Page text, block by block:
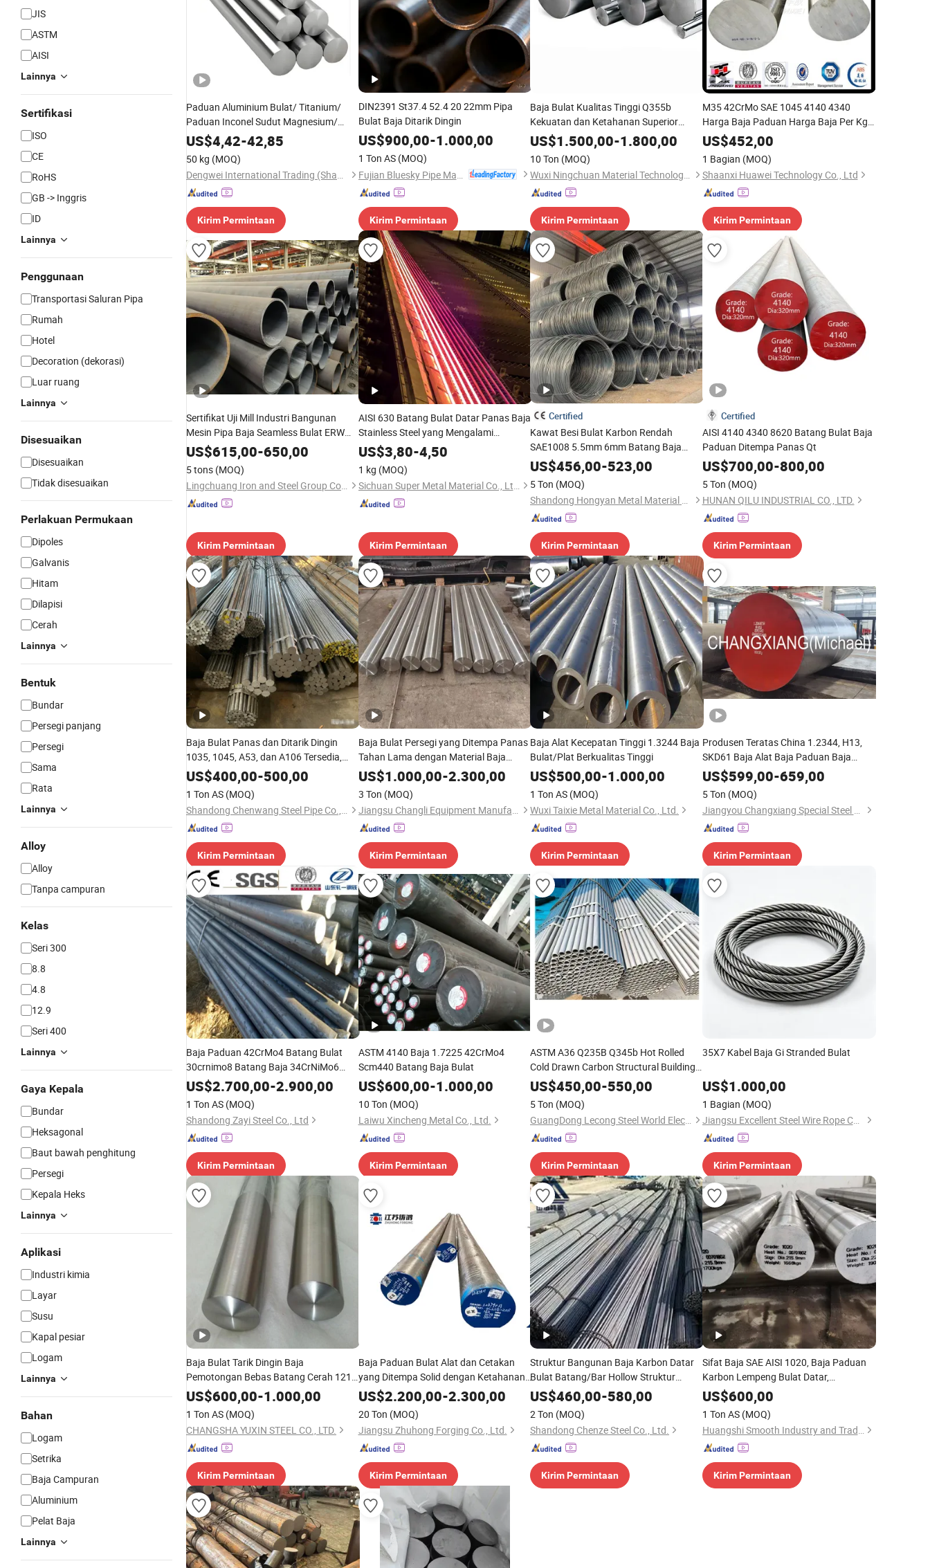
JIS
ASTM
AISI
Lainnya
Sertifikasi
ISO
CE
RoHS
GB -> Inggris
ID
Lainnya
Penggunaan
Transportasi Saluran Pipa
Rumah
Hotel
Decoration (dekorasi)
Luar ruang
Lainnya
Disesuaikan
Disesuaikan
Tidak disesuaikan
Perlakuan Permukaan
Dipoles
Galvanis
Hitam
Dilapisi
Cerah
Lainnya
Bentuk
Bundar
Persegi panjang
Persegi
Sama
Rata
Lainnya
Alloy
Alloy
Tanpa campuran
Kelas
Seri 300
8.8
4.8
12.9
Seri 400
Lainnya
Gaya Kepala
Bundar
Heksagonal
Baut bawah penghitung
Persegi
Kepala Heks
Lainnya
Aplikasi
Industri kimia
Layar
Susu
Kapal pesiar
Logam
Lainnya
Bahan
Logam
Setrika
Baja Campuran
Aluminium
Pelat Baja
Lainnya
Paduan Aluminium Bulat/ Titanium/
Paduan Inconel Sudut Magnesium/
Hastelloy Nikel Baja Tahan Karat Inconel
718 N07718 5596 2.4668 Gh4169 Baja
Paduan 8620 4140
US$4,42-42,85
50 kg (MOQ)
Dengwei International Trading (Shang hai)Co.,ltd
Kirim Permintaan
DIN2391 St37.4 52.4 20 22mm Pipa
Bulat Baja Ditarik Dingin
US$900,00-1.000,00
1 Ton AS (MOQ)
Kirim Permintaan
Baja Bulat Kualitas Tinggi Q355b
Kekuatan dan Ketahanan Superior
untuk Aplikasi Berat Pemotongan
Batang Baja Karbon
US$1.500,00-1.800,00
10 Ton (MOQ)
Wuxi Ningchuan Material Technology Co., Ltd
Kirim Permintaan
M35 42CrMo SAE 1045 4140 4340
Harga Baja Paduan Harga Baja Per Kg
Batang Bulat Baja
US$452,00
1 Bagian (MOQ)
Shaanxi Huawei Technology Co., Ltd
Kirim Permintaan
Sertifikat Uji Mill Industri Bangunan
Mesin Pipa Baja Seamless Bulat ERW
Hitam
US$615,00-650,00
5 tons (MOQ)
Lingchuang Iron and Steel Group Co., Ltd
Kirim Permintaan
AISI 630 Batang Bulat Datar Panas Baja
Stainless Steel yang Mengalami
Pengerasan Usia di Gudang Digunakan
dalam Industri Minyak dan Gas Kondisi
atau Kondisi Pengerasan Presipitasi
US$3,80-4,50
1 kg (MOQ)
Sichuan Super Metal Material Co., Ltd.
Kirim Permintaan
Certified
Kawat Besi Bulat Karbon Rendah
SAE1008 5.5mm 6mm Batang Baja
dalam Gulungan
US$456,00-523,00
5 Ton (MOQ)
Shandong Hongyan Metal Material Co., Ltd.
Kirim Permintaan
Certified
AISI 4140 4340 8620 Batang Bulat Baja
Paduan Ditempa Panas Qt
US$700,00-800,00
5 Ton (MOQ)
HUNAN QILU INDUSTRIAL CO., LTD.
Kirim Permintaan
Baja Bulat Panas dan Ditarik Dingin
1035, 1045, A53, dan A106 Tersedia,
Baja Bulat Panas, Baja Bulat, 1035 1045
A53 A106
US$400,00-500,00
1 Ton AS (MOQ)
Shandong Chenwang Steel Pipe Co., Ltd.
Kirim Permintaan
Baja Bulat Persegi yang Ditempa Panas
Tahan Lama dengan Material Baja
Paduan dan Sertifikasi ISO 9001
Finishing Mesin yang Dikerjakan
US$1.000,00-2.300,00
3 Ton (MOQ)
Jiangsu Changli Equipment Manufacturing Co., Ltd.
Kirim Permintaan
Baja Alat Kecepatan Tinggi 1.3244 Baja
Bulat/Plat Berkualitas Tinggi
US$500,00-1.000,00
1 Ton AS (MOQ)
Wuxi Taixie Metal Material Co., Ltd.
Kirim Permintaan
Produsen Teratas China 1.2344, H13,
SKD61 Baja Alat Baja Paduan Baja
Cetakan Baja Tahan Karat Stok Besar
Bulat Persegi Datar Pelat Lembaran
Blok Baja Khusus
US$599,00-659,00
5 Ton (MOQ)
Jiangyou Changxiang Special Steel Manufacturing Co., Ltd.
Kirim Permintaan
Baja Paduan 42CrMo4 Batang Bulat
30crnimo8 Batang Baja 34CrNiMo6
Pemotongan 39NiCrMo3 Baja Paduan
US$2.700,00-2.900,00
1 Ton AS (MOQ)
Shandong Zayi Steel Co., Ltd
Kirim Permintaan
ASTM 4140 Baja 1.7225 42CrMo4
Scm440 Batang Baja Bulat
US$600,00-1.000,00
10 Ton (MOQ)
Laiwu Xincheng Metal Co., Ltd.
Kirim Permintaan
ASTM A36 Q235B Q345b Hot Rolled
Cold Drawn Carbon Structural Building
Construction Galvanized Round Steel
US$450,00-550,00
5 Ton (MOQ)
GuangDong Lecong Steel World Electronic Commerce Co., Ltd.
Kirim Permintaan
35X7 Kabel Baja Gi Stranded Bulat
US$1.000,00
1 Bagian (MOQ)
Jiangsu Excellent Steel Wire Rope Co., Ltd
Kirim Permintaan
Baja Bulat Tarik Dingin Baja
Pemotongan Bebas Batang Cerah 1215,
1215s, 12L14, Sum23, Sum25, 1215ms,
Y12, Y15, 1020, 1045
US$600,00-1.000,00
1 Ton AS (MOQ)
CHANGSHA YUXIN STEEL CO., LTD.
Kirim Permintaan
Baja Paduan Bulat Alat dan Cetakan
yang Ditempa Solid dengan Ketahanan
Tinggi Langsung dari Pabrik
US$2.200,00-2.300,00
20 Ton (MOQ)
Jiangsu Zhuhong Forging Co., Ltd.
Kirim Permintaan
Struktur Bangunan Baja Karbon Datar
Bulat Batang/Bar Hollow Struktur
Berkualitas Tinggi Rol Panas Q195
Q235 Q345
US$460,00-580,00
2 Ton (MOQ)
Shandong Chenze Steel Co., Ltd.
Kirim Permintaan
Sifat Baja SAE AISI 1020, Baja Paduan
Karbon Lempeng Bulat Datar,
Lembaran, Pipa, Batang C1020
US$600,00
1 Ton AS (MOQ)
Huangshi Smooth Industry and Trade Co., Ltd
Kirim Permintaan